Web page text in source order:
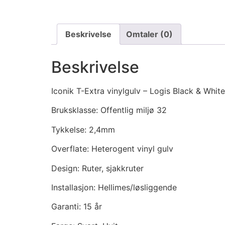
Beskrivelse Omtaler (0)
Beskrivelse
Iconik T-Extra vinylgulv – Logis Black & White
Bruksklasse: Offentlig miljø 32
Tykkelse: 2,4mm
Overflate: Heterogent vinyl gulv
Design: Ruter, sjakkruter
Installasjon: Hellimes/løsliggende
Garanti: 15 år